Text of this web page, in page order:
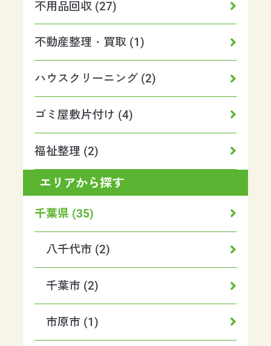
不用品回収 (27)
不動産整理・買取 (1)
ハウスクリーニング (2)
ゴミ屋敷片付け (4)
福祉整理 (2)
エリアから探す
千葉県 (35)
八千代市 (2)
千葉市 (2)
市原市 (1)